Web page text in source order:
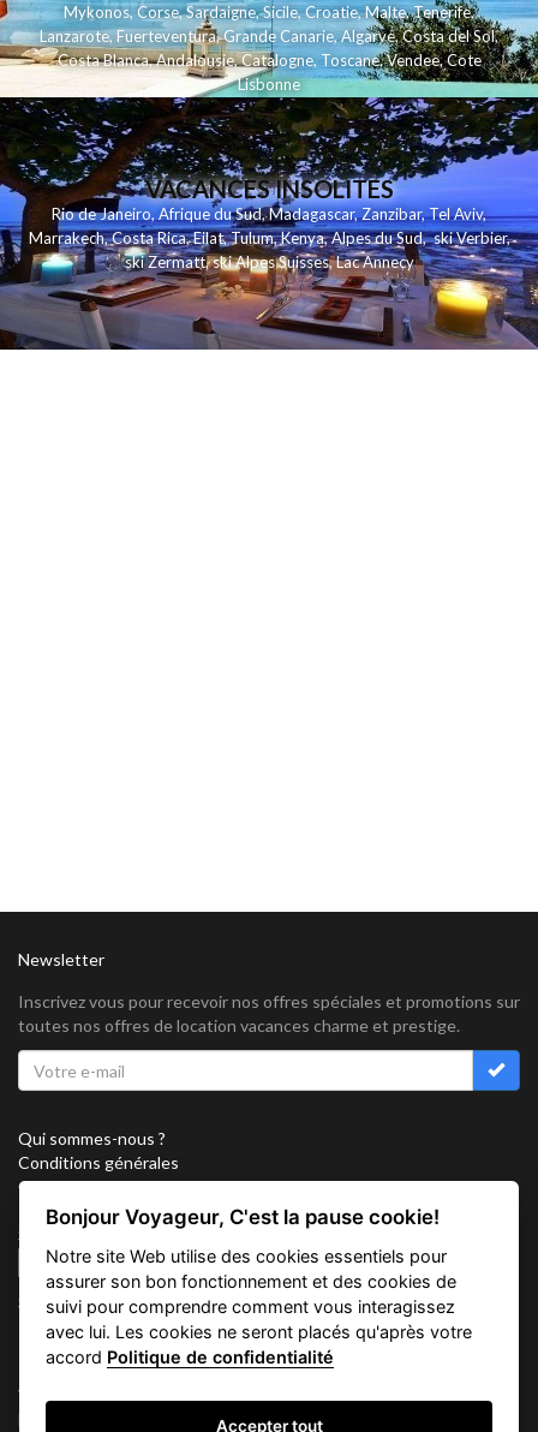
Mykonos,Corse,Sardaigne,Sicile,Croatie,Malte,Tenerife,
Lanzarote,Fuerteventura,Grande Canarie,Algarve,Costa del Sol,
Costa Blanca,Andalousie,Catalogne,Toscane,Vendee,Cote
Lisbonne
VACANCES INSOLITES
Rio de Janeiro,Afrique du Sud,Madagascar,Zanzibar,Tel Aviv,
Marrakech,Costa Rica,Eilat,Tulum,Kenya,Alpes du Sud,ski Verbier,
ski Zermatt,ski Alpes Suisses,Lac Annecy
Newsletter
Inscrivez vous pour recevoir nos offres spéciales et promotions sur
toutes nos offres de location vacances charme et prestige.
Qui sommes-nous ?
Conditions générales
Confidentialité
Partenariat
Sitemap
Cookies
Suivez nous sur
Vacation Key Corp. 2905 Point East Drive #L-215. Aventura.
FLORIDA 33160.
Bonjour Voyageur, C'est la pause cookie!
Notre site Web utilise des cookies essentiels pour
assurer son bon fonctionnement et des cookies de
suivi pour comprendre comment vous interagissez
avec lui. Les cookies ne seront placés qu'après votre
accord Politique de confidentialité
Accepter tout